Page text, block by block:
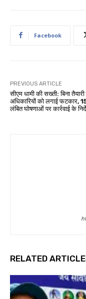
Facebook
PREVIOUS ARTICLE
सीएम धामी की सख्ती: बिना
अधिकारियों को लगाई फटकार,
लंबित घोषणाओं पर कार्रवाई के
RELATED